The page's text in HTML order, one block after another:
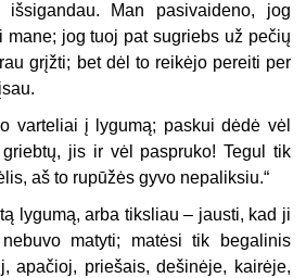
Man pasivaideno, jog
mane; jog tuoj pat sugriebs už pečių
grįžti; bet dėl to reikėjo pereiti per
varteliai į lygumą; paskui dėdė vėl
jis ir vėl paspruko! Tegul tik
aš to rupūžės gyvo nepaliksiu.“
lygumą, arba tiksliau – jausti, kad ji
matyti; matėsi tik begalinis
apačioj, priešais, dešinėje, kairėje,